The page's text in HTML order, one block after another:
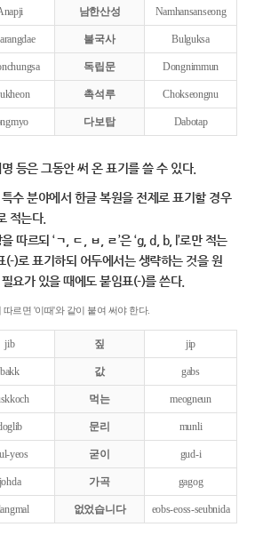
남한산성 Namhansanseong
불국사 Bulguksa
독립문 Dongnimmun
촉석루 Chokseongnu
다보탑 Dabotap
등은 그동안 써 온 표기를 쓸 수 있다.
수 분야에서 한글 복원을 전제로 표기할 경우
적는다.
따르되 ‘ㄱ, ㄷ, ㅂ, ㄹ’은 ‘g, d, b, l’로만 적는
(-)로 표기하되 어두에서는 생략하는 것을 원
요가 있을 때에도 붙임표(-)를 쓴다.
르면 '이때'와 같이 붙여 써야 한다.
jib 짚 jip
bakk 값 gabs
먹는 meogneun
문리 munli
yeos 굳이 gud-i
johda 가곡 gagog
없었습니다 eobs-eoss-seubnida